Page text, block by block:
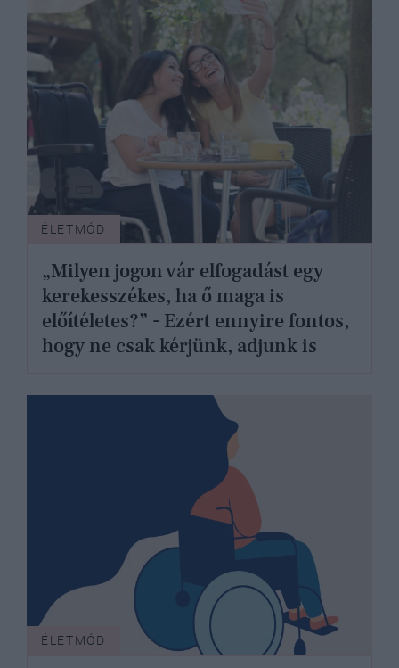
ÉLETMÓD
„Milyen jogon vár elfogadást egy
kerekesszékes, ha ő maga is
előítéletes?” - Ezért ennyire fontos,
hogy ne csak kérjünk, adjunk is
ÉLETMÓD